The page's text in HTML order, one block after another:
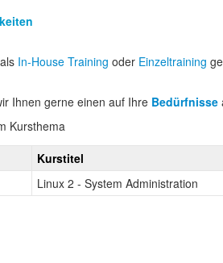
In-House Training oder Einzeltraining
Ihnen gerne einen auf Ihre Bedürfnisse
Kursthema
Kurstitel
Linux 2 - System Administration